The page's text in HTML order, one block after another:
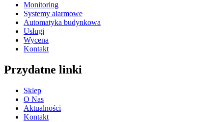
Monitoring
Systemy alarmowe
Automatyka budynkowa
Usługi
Wycena
Kontakt
Przydatne linki
Sklep
O Nas
Aktualności
Kontakt